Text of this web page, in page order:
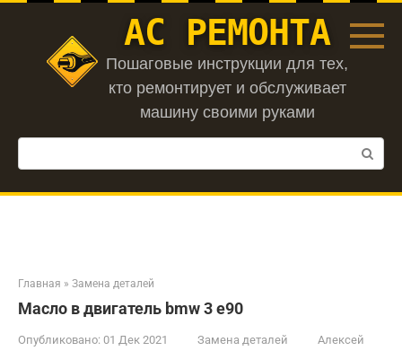
Перейти
АС РЕМОНТА
Пошаговые инструкции для тех,
кто ремонтирует и обслуживает
машину своими руками
Поиск:
Главная » Замена деталей
Масло в двигатель bmw 3 e90
Опубликовано: 01 Дек 2021 Замена деталей
Алексей